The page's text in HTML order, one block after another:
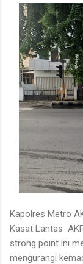
Kapolres Metro
Kasat Lantas
strong point ini
mengurangi